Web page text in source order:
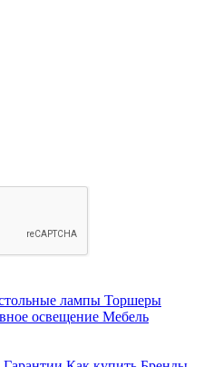
лампы Торшеры
освещение Мебель